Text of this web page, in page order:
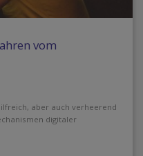
vom
aber auch verheerend
digitaler